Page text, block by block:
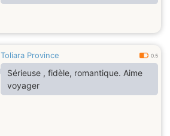
Toliara Province 0.5
Sérieuse , fidèle, romantique. Aime
voyager